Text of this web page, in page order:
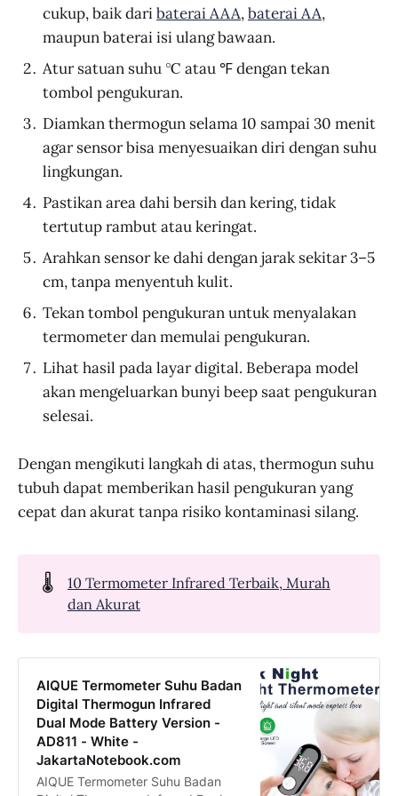
cukup, baik daribaterai AAA,baterai AA,
maupun baterai isi ulang bawaan.
Atur satuan suhu ℃ atau ℉ dengan tekan
tombol pengukuran.
Diamkan thermogun selama 10 sampai 30 menit
agar sensor bisa menyesuaikan diri dengan suhu
lingkungan.
Pastikan area dahi bersih dan kering, tidak
tertutup rambut atau keringat.
Arahkan sensor ke dahi dengan jarak sekitar 3–5
cm, tanpa menyentuh kulit.
Tekan tombol pengukuran untuk menyalakan
termometer dan memulai pengukuran.
Lihat hasil pada layar digital. Beberapa model
akan mengeluarkan bunyi beep saat pengukuran
selesai.
Dengan mengikuti langkah di atas, thermogun suhu
tubuh dapat memberikan hasil pengukuran yang
cepat dan akurat tanpa risiko kontaminasi silang.
🌡️
10 Termometer Infrared Terbaik, Murah
dan Akurat
AIQUE Termometer Suhu Badan
Digital Thermogun Infrared
Dual Mode Battery Version -
AD811 - White -
JakartaNotebook.com
AIQUE Termometer Suhu Badan